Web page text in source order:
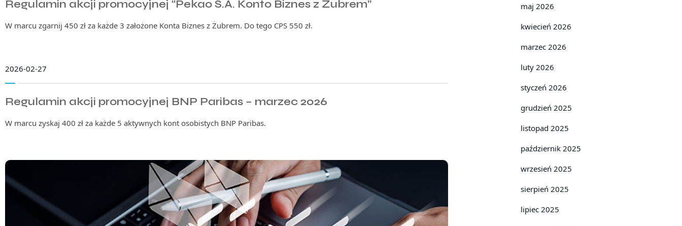
Regulamin akcji promocyjnej “Pekao S.A. Konto Biznes z Żubrem”
W marcu zgarnij 450 zł za każde 3 założone Konta Biznes z Żubrem. Do tego CPS 550 zł.
2026-02-27
Regulamin akcji promocyjnej BNP Paribas – marzec 2026
W marcu zyskaj 400 zł za każde 5 aktywnych kont osobistych BNP Paribas.
maj 2026
kwiecień 2026
marzec 2026
luty 2026
styczeń 2026
grudzień 2025
listopad 2025
październik 2025
wrzesień 2025
sierpień 2025
lipiec 2025